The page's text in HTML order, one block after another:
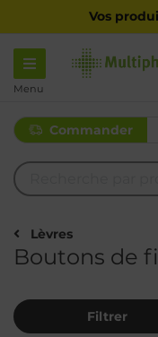
Vos
Menu
Commander
Lèvres
Boutons de
Filtrer